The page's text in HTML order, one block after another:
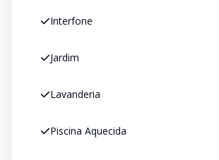
Interfone
Jardim
Lavanderia
Piscina Aquecida